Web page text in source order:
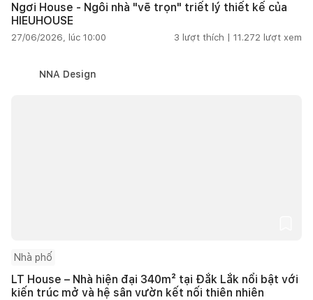
Ngơi House - Ngôi nhà "vẽ trọn" triết lý thiết kế của
HIEUHOUSE
27/06/2026, lúc 10:00 3 lượt thích | 11.272 lượt xem
NNA Design
Nhà phố
LT House – Nhà hiện đại 340m² tại Đắk Lắk nổi bật với
kiến trúc mở và hệ sân vườn kết nối thiên nhiên